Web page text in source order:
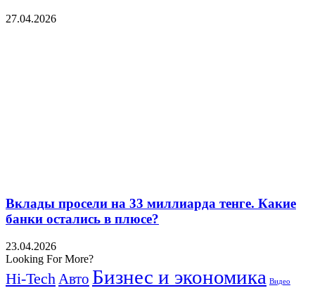
27.04.2026
Вклады просели на 33 миллиарда тенге. Какие
банки остались в плюсе?
23.04.2026
Looking For More?
Hi-Tech Авто Бизнес и экономика Видео